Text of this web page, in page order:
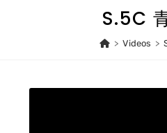
S.5C
> Videos >